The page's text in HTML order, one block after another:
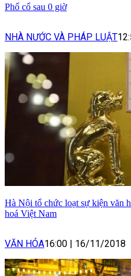
Phố cổ sau 0 giờ
NHÀ NƯỚC VÀ PHÁP LUẬT
Hà Nội tổ chức loạt sự kiện văn
hoá Việt Nam
VĂN HÓA16:00 16/11/2018